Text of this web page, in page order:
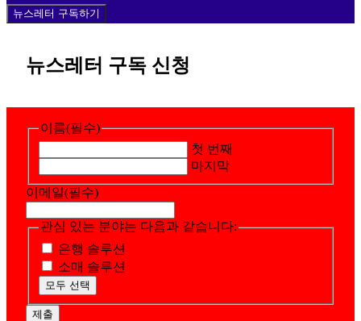
뉴스레터 구독하기
뉴스레터 구독 신청
이름(필수)
첫 번째
마지막
이메일(필수)
관심 있는 분야는 다음과 같습니다:
은행 솔루션
소매 솔루션
모두 선택
제출